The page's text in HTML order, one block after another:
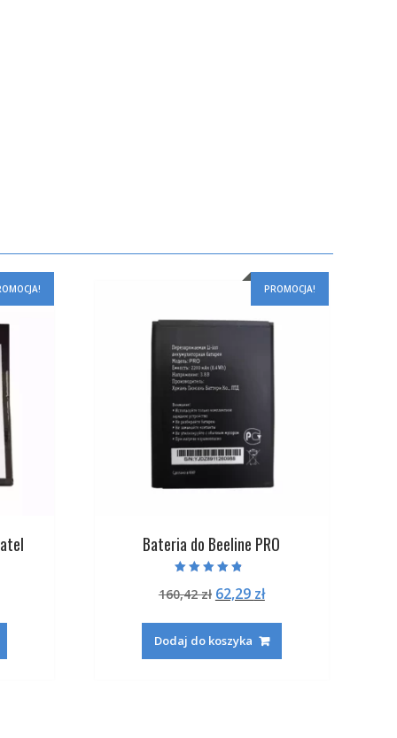
zł.
PROMOCJA!
Bateria do Beeline PRO
4.50
na 5
160,42zł Pierwotna
wynosiła:
160,42 zł.
62,29 złAktualna
62,29 zł.
Dodaj do koszyka